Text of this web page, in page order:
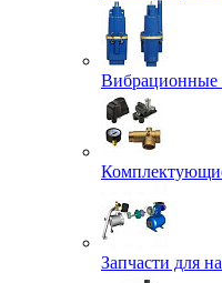
Вибрационные
Запчасти для